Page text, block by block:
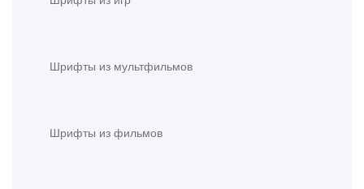
Шрифты из мультфильмов
Шрифты из фильмов